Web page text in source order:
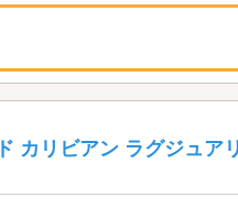
カリビアン ラグジュア